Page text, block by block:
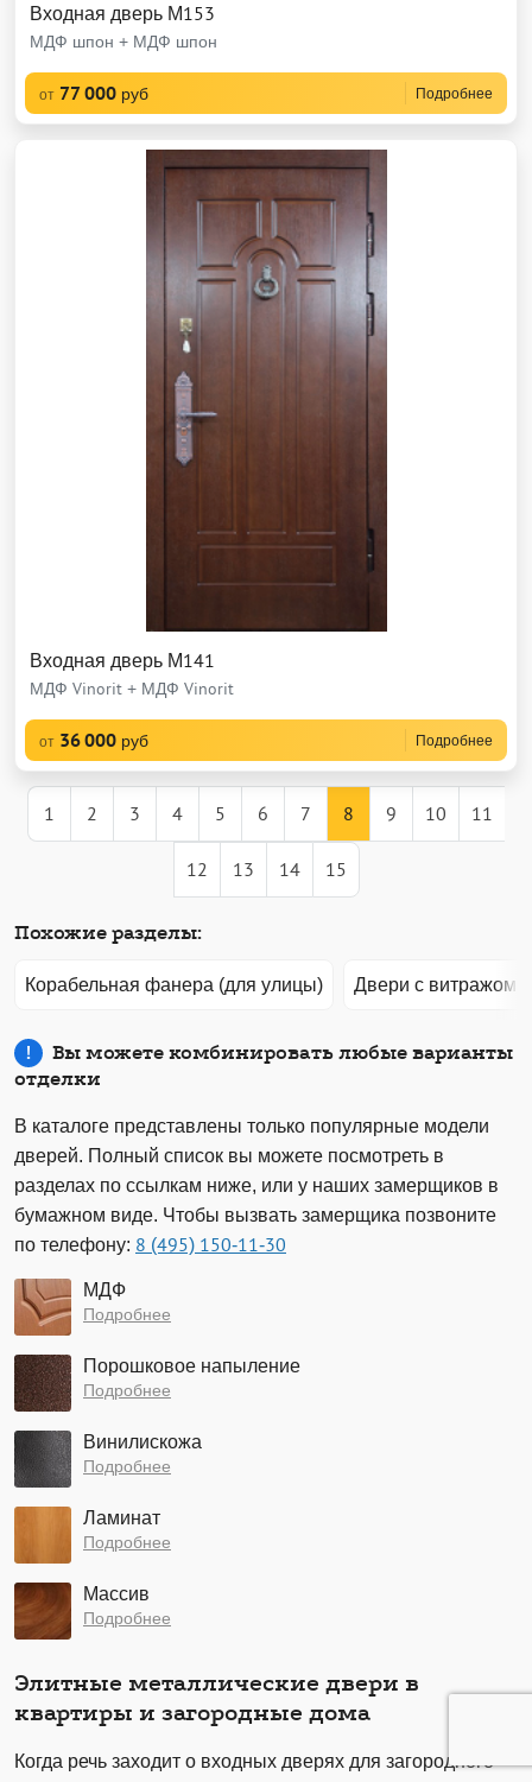
Входная дверь М153
МДФ шпон + МДФ шпон
от 77 000 руб Подробнее
Входная дверь М141
МДФ Vinorit + МДФ Vinorit
от 36 000 руб Подробнее
1 2 3 4 5 6 7 8 9 10 11
12 13 14 15
Похожие разделы:
Корабельная фанера (для улицы) Двери с витражом
Вы можете комбинировать любые варианты
отделки
В каталоге представлены только популярные модели
дверей. Полный список вы можете посмотреть в
разделах по ссылкам ниже, или у наших замерщиков в
бумажном виде. Чтобы вызвать замерщика позвоните
по телефону: 8 (495) 150-11-30
МДФ
Подробнее
Порошковое напыление
Подробнее
Винилискожа
Подробнее
Ламинат
Подробнее
Массив
Подробнее
Элитные металлические двери в
квартиры и загородные дома
Когда речь заходит о входных дверях для загородного